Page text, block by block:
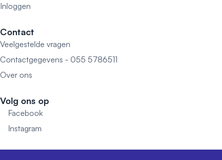
Inloggen
Contact
Veelgestelde vragen
Contactgegevens - 055 5786511
Over ons
Volg ons op
Facebook
Instagram